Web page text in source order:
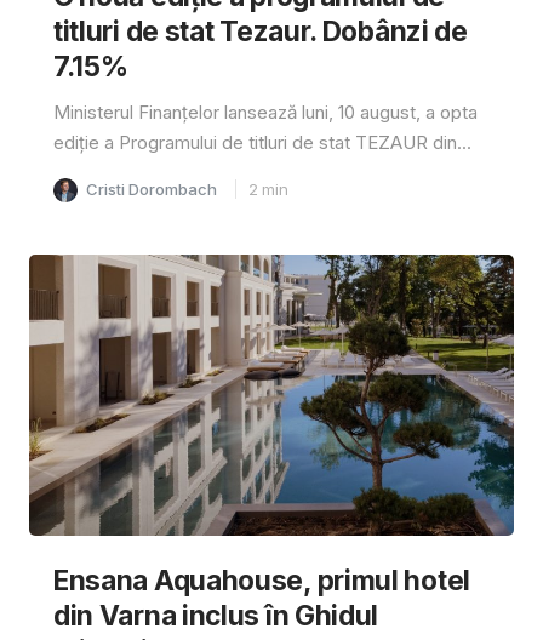
titluri de stat Tezaur. Dobânzi de
7.15%
Ministerul Finanțelor lansează luni, 10 august, a opta
ediție a Programului de titluri de stat TEZAUR din...
Cristi Dorombach 2 min
Ensana Aquahouse, primul hotel
din Varna inclus în Ghidul